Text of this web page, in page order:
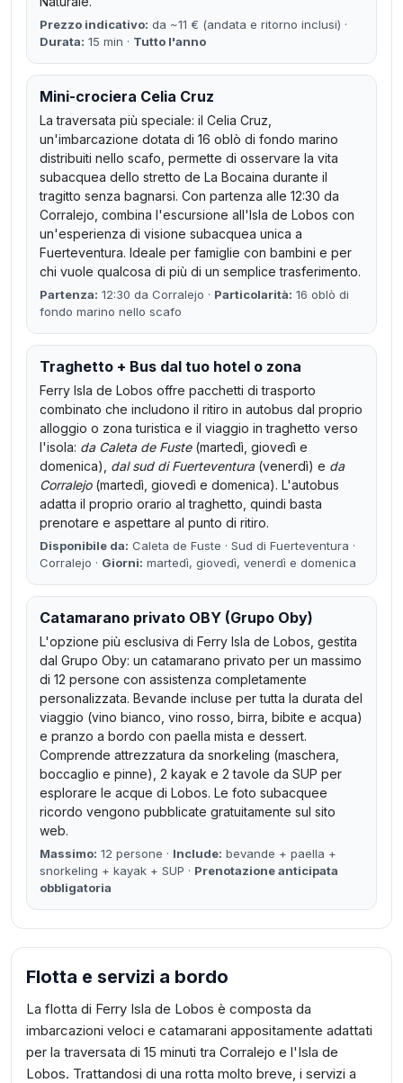
Prezzo indicativo: da ~11 € (andata e ritorno inclusi) ·
Durata: 15 min · Tutto l'anno
Mini-crociera Celia Cruz
La traversata più speciale: il Celia Cruz,
un'imbarcazione dotata di 16 oblò di fondo marino
distribuiti nello scafo, permette di osservare la vita
subacquea dello stretto de La Bocaina durante il
tragitto senza bagnarsi. Con partenza alle 12:30 da
Corralejo, combina l'escursione all'Isla de Lobos con
un'esperienza di visione subacquea unica a
Fuerteventura. Ideale per famiglie con bambini e per
chi vuole qualcosa di più di un semplice trasferimento.
Partenza: 12:30 da Corralejo · Particolarità: 16 oblò di
fondo marino nello scafo
Traghetto + Bus dal tuo hotel o zona
Ferry Isla de Lobos offre pacchetti di trasporto
combinato che includono il ritiro in autobus dal proprio
alloggio o zona turistica e il viaggio in traghetto verso
l'isola: da Caleta de Fuste(martedì, giovedì e
domenica), dal sud di Fuerteventura(venerdì) e da
Corralejo(martedì, giovedì e domenica). L'autobus
adatta il proprio orario al traghetto, quindi basta
prenotare e aspettare al punto di ritiro.
Disponibile da: Caleta de Fuste · Sud di Fuerteventura ·
Corralejo · Giorni: martedì, giovedì, venerdì e domenica
Catamarano privato OBY (Grupo Oby)
L'opzione più esclusiva di Ferry Isla de Lobos, gestita
dal Grupo Oby: un catamarano privato per un massimo
di 12 persone con assistenza completamente
personalizzata. Bevande incluse per tutta la durata del
viaggio (vino bianco, vino rosso, birra, bibite e acqua)
e pranzo a bordo con paella mista e dessert.
Comprende attrezzatura da snorkeling (maschera,
boccaglio e pinne), 2 kayak e 2 tavole da SUP per
esplorare le acque di Lobos. Le foto subacquee
ricordo vengono pubblicate gratuitamente sul sito
web.
Massimo: 12 persone · Include: bevande + paella +
snorkeling + kayak + SUP · Prenotazione anticipata
obbligatoria
Flotta e servizi a bordo
La flotta di Ferry Isla de Lobos è composta da
imbarcazioni veloci e catamarani appositamente adattati
per la traversata di 15 minuti tra Corralejo e l'Isla de
Lobos. Trattandosi di una rotta molto breve, i servizi a